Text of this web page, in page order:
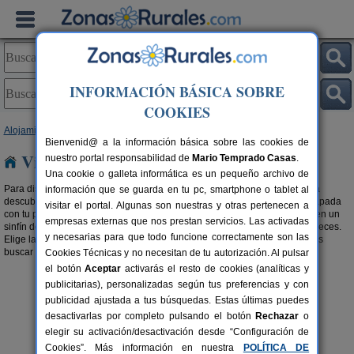
Alojamientos
Viviendas turísticas en Jaén
Para disfrutar de tu estancia en tu alojamiento en cualquier estación, para
descubrir el destino que tenías ganas de conocer, para celebrar una escapada
con tu pareja, familia o amigos, las
te ofrecen un
sinfín de posibilidades para que disfrutes de tusvacacionescomo te mereces.
Elige la que más se adapte a tus necesidades. También te recomendamos
buscar en nuestra selección deApartamentos en Jaén.
INFORMACIÓN BÁSICA SOBRE
COOKIES
Bienvenid@ a la información básica sobre las cookies de
nuestro portal responsabilidad de Mario Temprado Casas.
Una cookie o galleta informática es un pequeño archivo de
información que se guarda en tu pc, smartphone o tablet al
visitar el portal. Algunas son nuestras y otras pertenecen a
empresas externas que nos prestan servicios. Las activadas
y necesarias para que todo funcione correctamente son las
Cookies Técnicas y no necesitan de tu autorización. Al pulsar
el botónAceptar activarás el resto de cookies (analíticas y
publicitarias), personalizadas según tus preferencias y con
publicidad ajustada a tus búsquedas. Estas últimas puedes
desactivarlas por completo pulsando el botón Rechazar o
elegir su activación/desactivación desde “Configuración de
Cookies”. Más información en nuestra
POLÍTICA DE